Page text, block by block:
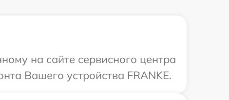
на сайте сервисного центра
Вашего устройства FRANKE.